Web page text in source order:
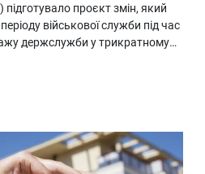
проєкт змін, який
військової служби під час
держслужби у трикратному…